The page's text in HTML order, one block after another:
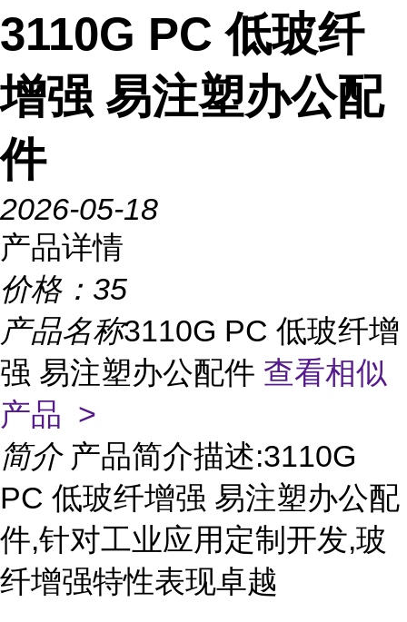
3110G PC 低玻纤
增强 易注塑办公配
件
2026-05-18
产品详情
价格： 35
产品名称3110G PC 低玻纤增
强 易注塑办公配件 查看相似
产品 >
简介 产品简介描述:3110G
PC 低玻纤增强 易注塑办公配
件,针对工业应用定制开发,玻
纤增强特性表现卓越